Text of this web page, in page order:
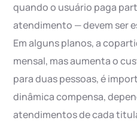
quando o usuário paga
atendimento — devem ser
Em alguns planos, a
mensal, mas aumenta o
para duas pessoas, é
dinâmica compensa,
atendimentos de cada